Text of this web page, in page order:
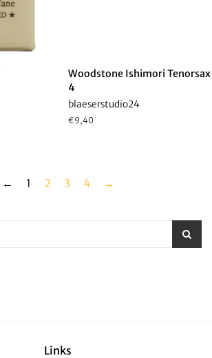
Woodstone Ishimori Tenorsax
4
blaeserstudio24
Normaler
€9,40
← 1 2 3 4 →
Links